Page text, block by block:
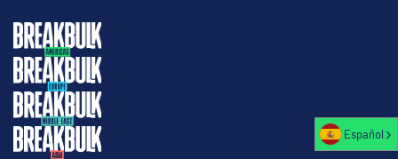
Español